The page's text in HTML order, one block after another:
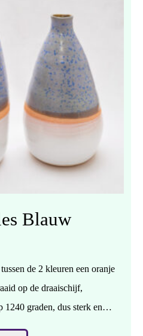
Blauw
de 2 kleuren een oranje
1240 graden, dus sterk en